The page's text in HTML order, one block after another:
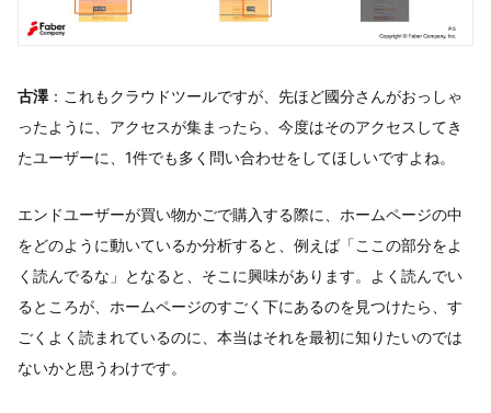
古澤：これもクラウドツールですが、先ほど國分さんがおっしゃ
ったように、アクセスが集まったら、今度はそのアクセスしてき
たユーザーに、1件でも多く問い合わせをしてほしいですよね。
エンドユーザーが買い物かごで購入する際に、ホームページの中
をどのように動いているか分析すると、例えば「ここの部分をよ
く読んでるな」となると、そこに興味があります。よく読んでい
るところが、ホームページのすごく下にあるのを見つけたら、す
ごくよく読まれているのに、本当はそれを最初に知りたいのでは
ないかと思うわけです。